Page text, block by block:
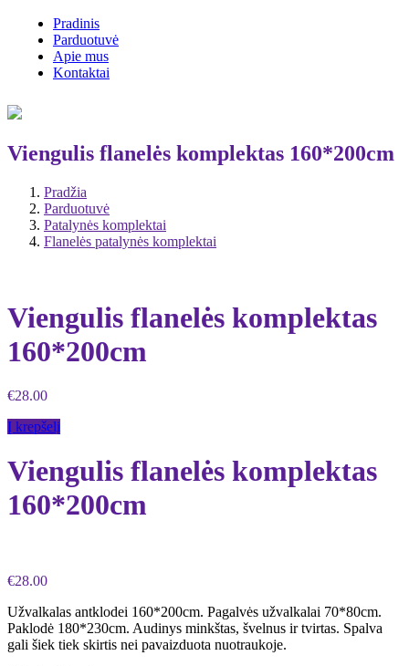
Pradinis
Parduotuvė
Apie mus
Kontaktai
Viengulis flanelės komplektas 160*200cm
Pradžia
Parduotuvė
Patalynės komplektai
Flanelės patalynės komplektai
Viengulis flanelės komplektas
160*200cm
€28.00
Į krepšelį
Viengulis flanelės komplektas
160*200cm
€28.00
Užvalkalas antklodei 160*200cm. Pagalvės užvalkalai 70*80cm.
Paklodė 180*230cm. Audinys minkštas, švelnus ir tvirtas. Spalva
gali šiek tiek skirtis nei pavaizduota nuotraukoje.